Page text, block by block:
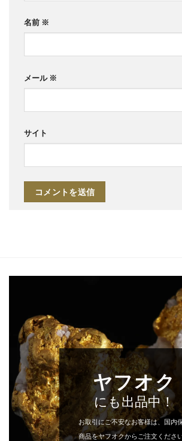
名前 ※
メール ※
サイト
ヤフオク
にも出品中！
お取引にご不安なお客様は、国内
商品をヤフオクからご注文ください